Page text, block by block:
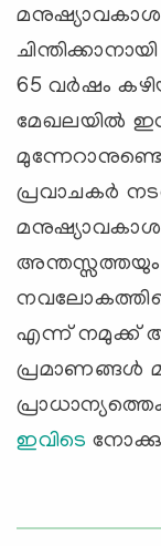
65 വര്‍ഷം
മേഖലയില്‍
പ്രവാചകര്‍
എന്ന് നമുക്ക്
പ്രമാണങ്ങള്‍
ഇവിടെ